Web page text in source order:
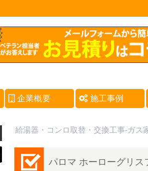
企業概要 施工事例
給湯器・コンロ取替・交換工事-ガス
パロマ ホーローグリス